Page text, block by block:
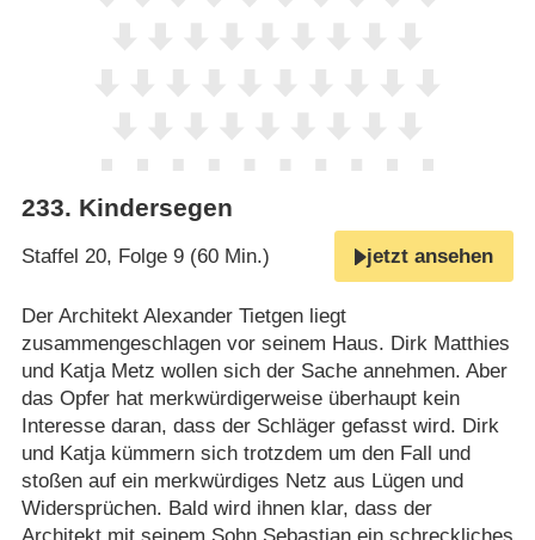
233. Kindersegen
Staffel 20, Folge 9 (60 Min.) jetzt ansehen
Der Architekt Alexander Tietgen liegt
zusammengeschlagen vor seinem Haus. Dirk Matthies
und Katja Metz wollen sich der Sache annehmen. Aber
das Opfer hat merkwürdigerweise überhaupt kein
Interesse daran, dass der Schläger gefasst wird. Dirk
und Katja kümmern sich trotzdem um den Fall und
stoßen auf ein merkwürdiges Netz aus Lügen und
Widersprüchen. Bald wird ihnen klar, dass der